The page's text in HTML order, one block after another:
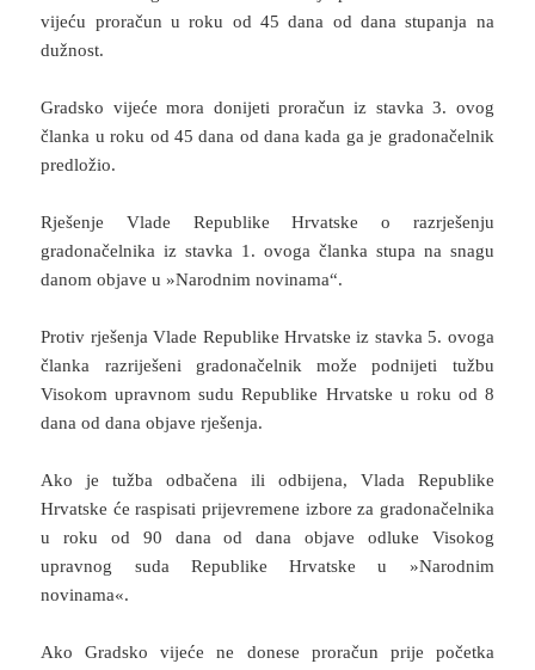
vijeću proračun u roku od 45 dana od dana stupanja na
dužnost.
Gradsko vijeće mora donijeti proračun iz stavka 3. ovog
članka u roku od 45 dana od dana kada ga je gradonačelnik
predložio.
Rješenje Vlade Republike Hrvatske o razrješenju
gradonačelnika iz stavka 1. ovoga članka stupa na snagu
danom objave u »Narodnim novinama“.
Protiv rješenja Vlade Republike Hrvatske iz stavka 5. ovoga
članka razriješeni gradonačelnik može podnijeti tužbu
Visokom upravnom sudu Republike Hrvatske u roku od 8
dana od dana objave rješenja.
Ako je tužba odbačena ili odbijena, Vlada Republike
Hrvatske će raspisati prijevremene izbore za gradonačelnika
u roku od 90 dana od dana objave odluke Visokog
upravnog suda Republike Hrvatske u »Narodnim
novinama«.
Ako Gradsko vijeće ne donese proračun prije početka